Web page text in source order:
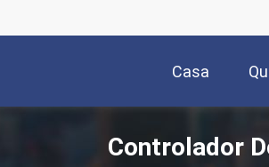
Casa
Controlador